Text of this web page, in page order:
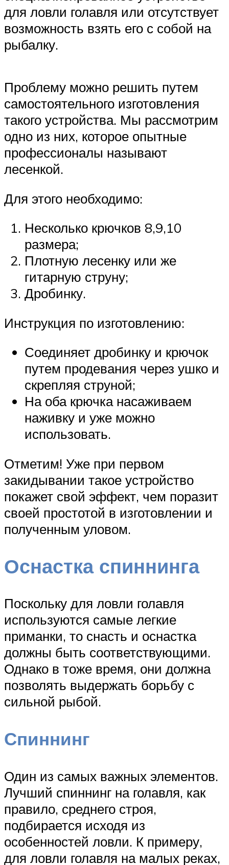
для ловли голавля или отсутствует
возможность взять его с собой на
рыбалку.
Проблему можно решить путем
самостоятельного изготовления
такого устройства. Мы рассмотрим
одно из них, которое опытные
профессионалы называют
лесенкой.
Для этого необходимо:
Несколько крючков 8,9,10
размера;
Плотную лесенку или же
гитарную струну;
Дробинку.
Инструкция по изготовлению:
Соединяет дробинку и крючок
путем продевания через ушко и
скрепляя струной;
На оба крючка насаживаем
наживку и уже можно
использовать.
Отметим! Уже при первом
закидывании такое устройство
покажет свой эффект, чем поразит
своей простотой в изготовлении и
полученным уловом.
Оснастка спиннинга
Поскольку для ловли голавля
используются самые легкие
приманки, то снасть и оснастка
должны быть соответствующими.
Однако в тоже время, они должна
позволять выдержать борьбу с
сильной рыбой.
Спиннинг
Один из самых важных элементов.
Лучший спиннинг на голавля, как
правило, среднего строя,
подбирается исходя из
особенностей ловли. К примеру,
для ловли голавля на малых реках,